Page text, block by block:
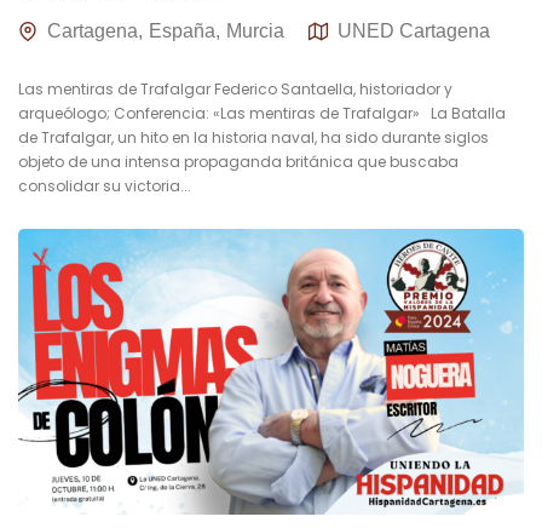
Cartagena España Murcia UNED Cartagena
Las mentiras de Trafalgar Federico Santaella, historiador y
arqueólogo; Conferencia: «Las mentiras de Trafalgar» La Batalla
de Trafalgar, un hito en la historia naval, ha sido durante siglos
objeto de una intensa propaganda británica que buscaba
consolidar su victoria...